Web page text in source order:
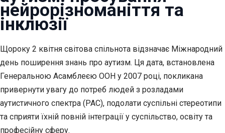
нейрорізноманіття та
інклюзії
Щороку 2 квітня світова спільнота відзначає Міжнародний
день поширення знань про аутизм. Ця дата, встановлена
Генеральною Асамблеєю ООН у 2007 році, покликана
привернути увагу до потреб людей з розладами
аутистичного спектра (РАС), подолати суспільні стереотипи
та сприяти їхній повній інтеграції у суспільство, освіту та
професійну сферу.